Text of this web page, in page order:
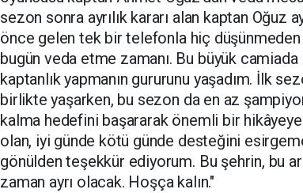
sezon sonra ayrılık kararı alan kaptan Oğuz
önce gelen tek bir telefonla hiç
bugün veda etme zamanı. Bu büyük
kaptanlık yapmanın gururunu yaşadım. İlk
birlikte yaşarken, bu sezon da en az
kalma hedefini başararak önemli bir
olan, iyi günde kötü günde desteğini
gönülden teşekkür ediyorum. Bu şehrin, bu
zaman ayrı olacak. Hoşça kalın."